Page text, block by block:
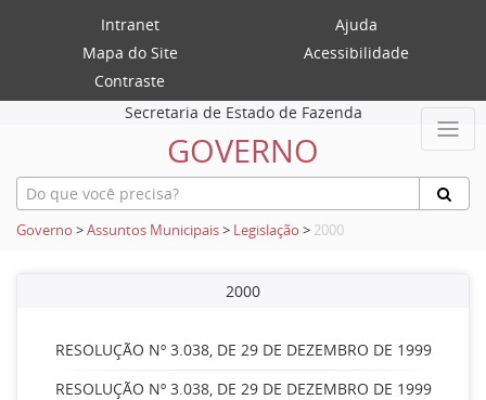
Intranet
Ajuda
Mapa do Site
Acessibilidade
Contraste
Secretaria de Estado de Fazenda
GOVERNO
Governo >Assuntos Municipais> Legislação > 2000
2000
RESOLUÇÃO Nº 3.038, DE 29 DE DEZEMBRO DE 1999
RESOLUÇÃO Nº 3.038, DE 29 DE DEZEMBRO DE 1999